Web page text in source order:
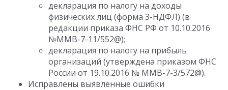
декларация по налогу на доходы
физических лиц (форма 3-НДФЛ) (в
редакции приказа ФНС РФ от 10.10.2016
№ММВ-7-11/552@);
декларация по налогу на прибыль
организаций (утверждена приказом ФНС
России от 19.10.2016 № ММВ-7-3/572@).
Исправлены выявленные ошибки